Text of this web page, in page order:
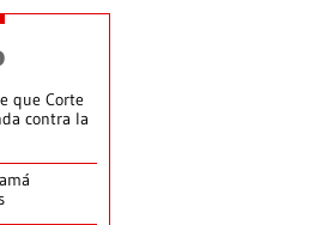
que Corte
contra la